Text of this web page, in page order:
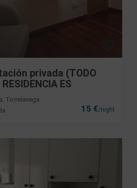
15 €/night
privada (TODO
ES
, Torrelavega